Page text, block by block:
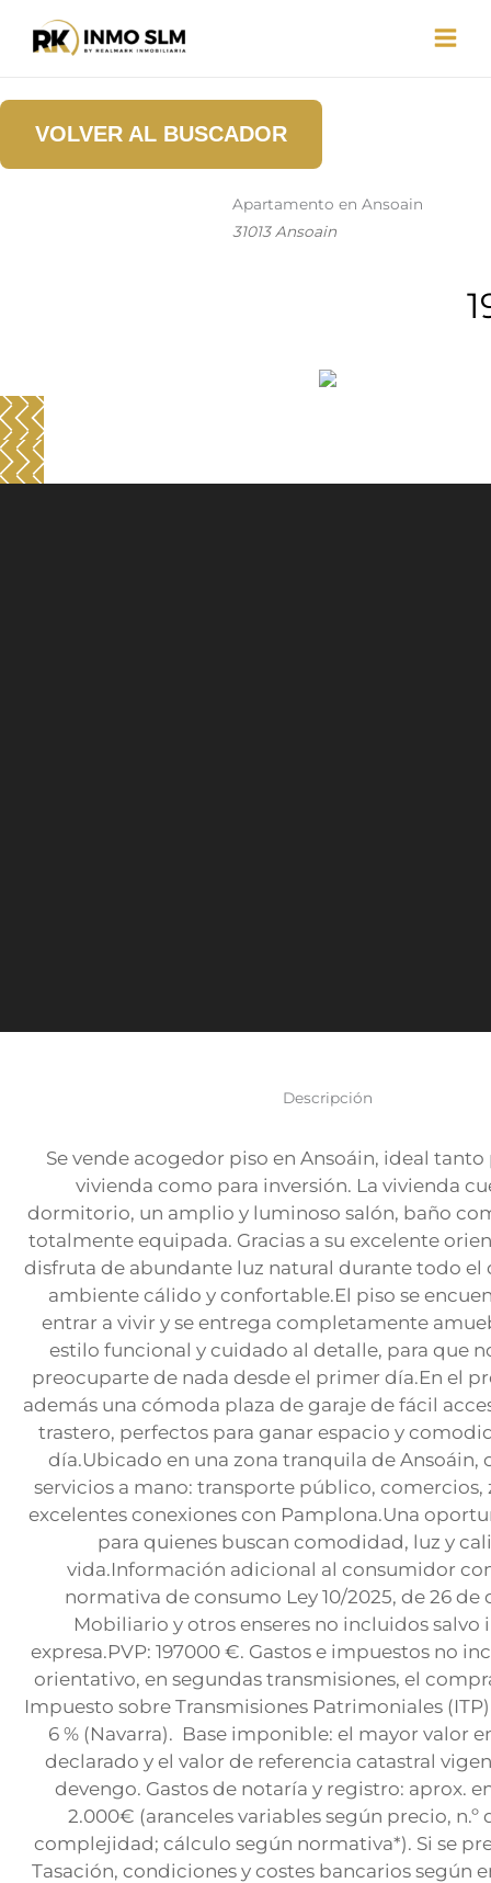
VOLVER AL BUSCADOR
Apartamento en Ansoain
31013 Ansoain
Descripción
Se vende acogedor piso en Ansoáin, ideal
vivienda como para inversión. La vivienda
dormitorio, un amplio y luminoso salón, baño
totalmente equipada. Gracias a su excelente
disfruta de abundante luz natural durante todo el
ambiente cálido y confortable.El piso se
entrar a vivir y se entrega completamente
estilo funcional y cuidado al detalle, para que
preocuparte de nada desde el primer día.En el
además una cómoda plaza de garaje de fácil
trastero, perfectos para ganar espacio y
día.Ubicado en una zona tranquila de Ansoáin,
servicios a mano: transporte público, comercios,
excelentes conexiones con Pamplona.Una
para quienes buscan comodidad, luz y
vida.Información adicional al consumidor
normativa de consumo Ley 10/2025, de 26
Mobiliario y otros enseres no incluidos salvo
expresa.PVP: 197000 €. Gastos e impuestos no
orientativo, en segundas transmisiones, el
Impuesto sobre Transmisiones Patrimoniales
6 % (Navarra). Base imponible: el mayor valor
declarado y el valor de referencia catastral
devengo. Gastos de notaría y registro: aprox.
2.000€ (aranceles variables según precio, n.º
complejidad; cálculo según normativa*). Si se
Tasación, condiciones y costes bancarios según